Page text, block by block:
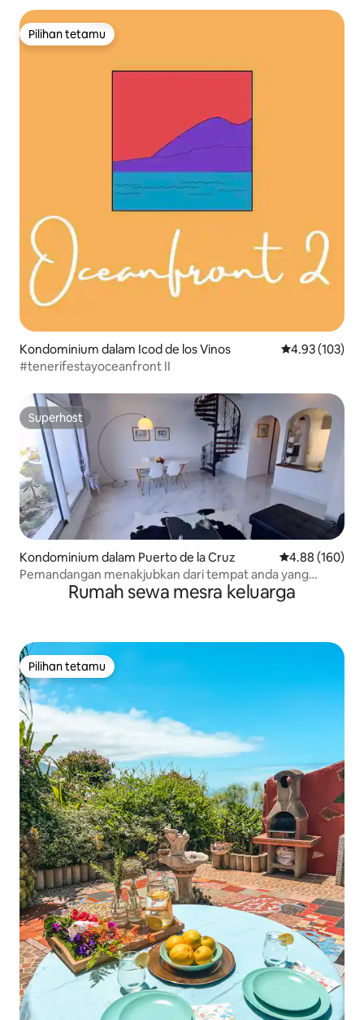
Pilihan tetamu
Pilihan tetamu
Kondominium dalam Icod de los Vinos Penarafan
4.93 (103)
#tenerifestayoceanfront II
Superhost
Superhost
Kondominium dalam Puerto de la Cruz Penarafan
4.88 (160)
Pemandangan menakjubkan dari tempat anda yang
menakjubkanRumah sewa mesra keluarga
Pilihan tetamu
Pilihan tetamu